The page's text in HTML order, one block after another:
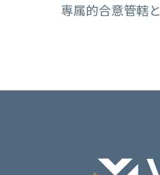
専属的合意管轄と